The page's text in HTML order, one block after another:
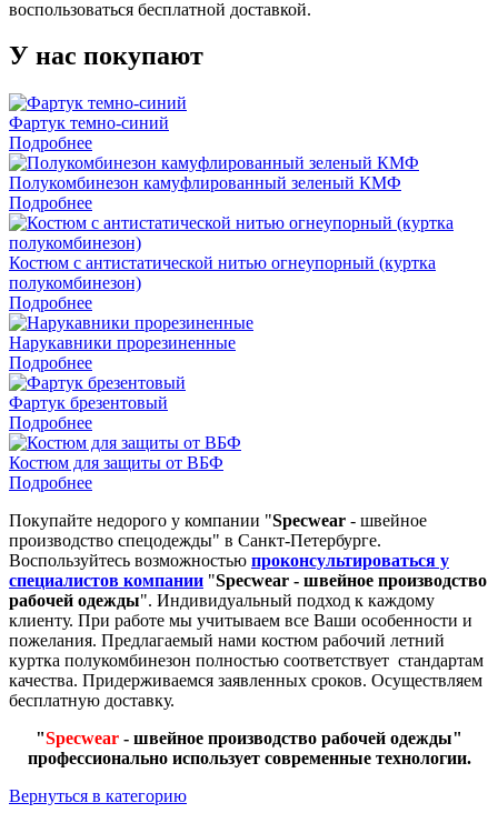
воспользоваться бесплатной доставкой.
У нас покупают
Фартук темно-синий
Подробнее
Полукомбинезон камуфлированный зеленый КМФ
Подробнее
Костюм с антистатической нитью огнеупорный (куртка
полукомбинезон)
Подробнее
Нарукавники прорезиненные
Подробнее
Фартук брезентовый
Подробнее
Костюм для защиты от ВБФ
Подробнее
Покупайте недорого у компании "Specwear - швейное
производство спецодежды" в Санкт-Петербурге.
Воспользуйтесь возможностью проконсультироваться у
специалистов компании "Specwear - швейное производство
рабочей одежды". Индивидуальный подход к каждому
клиенту. При работе мы учитываем все Ваши особенности и
пожелания. Предлагаемый нами костюм рабочий летний
куртка полукомбинезон полностью соответствует стандартам
качества. Придерживаемся заявленных сроков. Осуществляем
бесплатную доставку.
"Specwear - швейное производство рабочей одежды"
профессионально использует современные технологии.
Вернуться в категорию